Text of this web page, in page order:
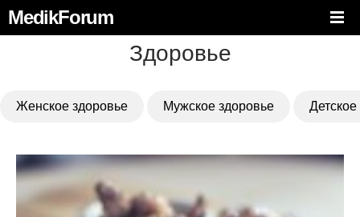
MedikForum
Здоровье
Женское здоровье Мужское здоровье